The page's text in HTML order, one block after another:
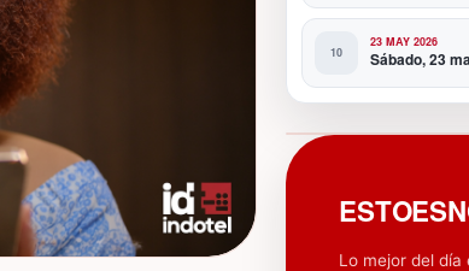
23 MAY 2026
Sábado, 23
Lo mejor del día